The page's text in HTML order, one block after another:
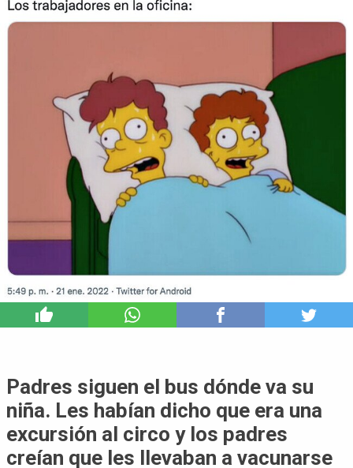
Padres siguen el bus dónde va su
niña. Les habían dicho que era una
excursión al circo y los padres
creían que les llevaban a vacunarse